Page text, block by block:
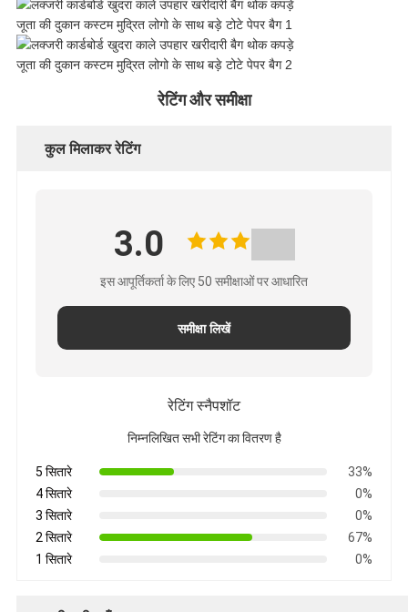
गोपनीयता
नीति
रेटिंग और समीक्षा
कुल मिलाकर रेटिंग
3.0
इस आपूर्तिकर्ता के लिए 50 समीक्षाओं पर आधारित
समीक्षा लिखें
रेटिंग स्नैपशॉट
निम्नलिखित सभी रेटिंग का वितरण है
5 सितारे
33%
4 सितारे
0%
3 सितारे
0%
2 सितारे
67%
1 सितारे
0%